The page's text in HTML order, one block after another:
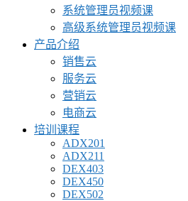
系统管理员视频课
高级系统管理员视频课
产品介绍
销售云
服务云
营销云
电商云
培训课程
ADX201
ADX211
DEX403
DEX450
DEX502